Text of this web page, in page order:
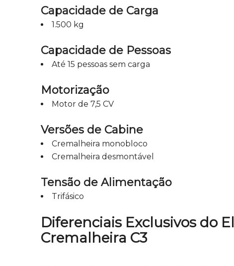
Capacidade de Carga
1.500 kg
Capacidade de Pessoas
Até 15 pessoas sem carga
Motorização
Motor de 7,5 CV
Versões de Cabine
Cremalheira monobloco
Cremalheira desmontável
Tensão de Alimentação
Trifásico
Diferenciais Exclusivos do
Cremalheira C3